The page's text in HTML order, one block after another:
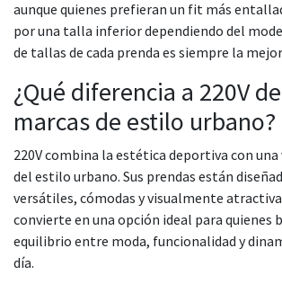
aunque quienes prefieran un fit más
por una talla inferior dependiendo del
de tallas de cada prenda es siempre la
¿Qué diferencia a 220V
marcas de estilo urbano?
220V combina la estética deportiva con
del estilo urbano. Sus prendas están
versátiles, cómodas y visualmente
convierte en una opción ideal para quienes
equilibrio entre moda, funcionalidad y
día.